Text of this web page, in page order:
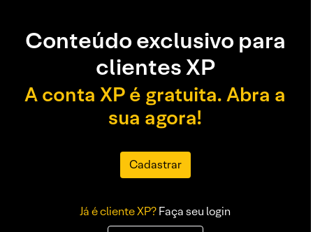
Conteúdo exclusivo para
clientes XP
A conta XP é gratuita. Abra a
sua agora!
Cadastrar
Já é cliente XP?Faça seu login